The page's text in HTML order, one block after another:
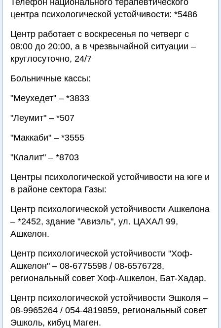
Телефон национального терапевтического
центра психологической устойчивости: *5486
Центр работает с воскресенья по четверг с
08:00 до 20:00, а в чрезвычайной ситуации –
круглосуточно, 24/7
Больничные кассы:
"Меухедет" – *3833
"Леумит" – *507
"Маккаби" – *3555
"Клалит" – *8703
Центры психологической устойчивости на юге и
в районе сектора Газы:
Центр психологической устойчивости Ашкелона
– *2452, здание "Авиэль", ул. ЦАХАЛ 99,
Ашкелон.
Центр психологической устойчивости "Хоф-
Ашкелон" – 08-6775598 / 08-6576728,
региональный совет Хоф-Ашкелон, Бат-Хадар.
Центр психологической устойчивости Эшколя –
08-9965264 / 054-4819859, региональный совет
Эшколь, кибуц Маген.